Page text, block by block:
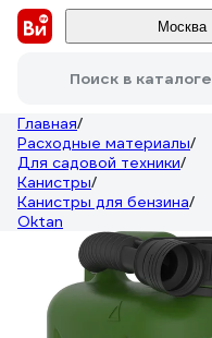
Москва
Поиск в каталоге
Главная/
Расходные материалы/
Для садовой техники/
Канистры/
Канистры для бензина/
Oktan